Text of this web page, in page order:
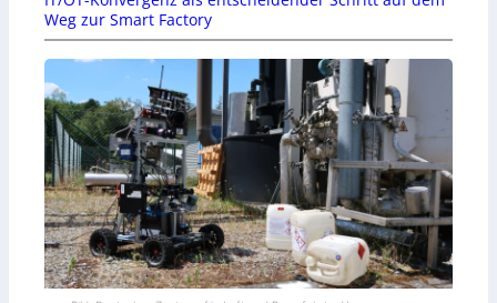
Weg zur Smart Factory